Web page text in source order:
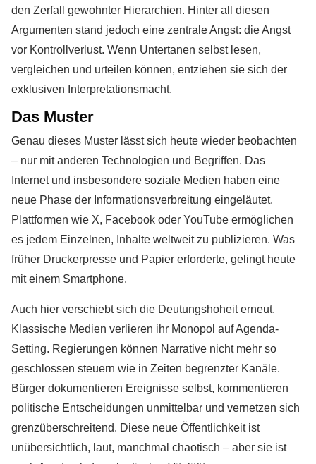
den Zerfall gewohnter Hierarchien. Hinter all diesen
Argumenten stand jedoch eine zentrale Angst: die Angst
vor Kontrollverlust. Wenn Untertanen selbst lesen,
vergleichen und urteilen können, entziehen sie sich der
exklusiven Interpretationsmacht.
Das Muster
Genau dieses Muster lässt sich heute wieder beobachten
– nur mit anderen Technologien und Begriffen. Das
Internet und insbesondere soziale Medien haben eine
neue Phase der Informationsverbreitung eingeläutet.
Plattformen wie X, Facebook oder YouTube ermöglichen
es jedem Einzelnen, Inhalte weltweit zu publizieren. Was
früher Druckerpresse und Papier erforderte, gelingt heute
mit einem Smartphone.
Auch hier verschiebt sich die Deutungshoheit erneut.
Klassische Medien verlieren ihr Monopol auf Agenda-
Setting. Regierungen können Narrative nicht mehr so
geschlossen steuern wie in Zeiten begrenzter Kanäle.
Bürger dokumentieren Ereignisse selbst, kommentieren
politische Entscheidungen unmittelbar und vernetzen sich
grenzüberschreitend. Diese neue Öffentlichkeit ist
unübersichtlich, laut, manchmal chaotisch – aber sie ist